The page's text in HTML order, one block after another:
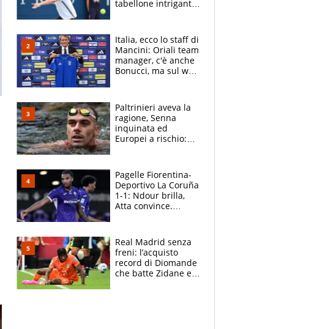
tabellone intrigante:
felice del mio livello"
Italia, ecco lo staff di
Mancini: Oriali team
manager, c'è anche
Bonucci, ma sul web
Paltrinieri aveva la
ragione, Senna
inquinata ed
Europei a rischio:
adesso
Pagelle Fiorentina-
Deportivo La Coruña
1-1: Ndour brilla,
Atta convince.
Real Madrid senza
freni: l’acquisto
record di Diomande
che batte Zidane e